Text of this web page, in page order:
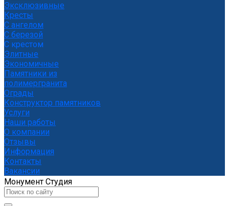
Эксклюзивные
Кресты
С ангелом
С березой
С крестом
Элитные
Экономичные
Памятники из
полимергранита
Ограды
Конструктор памятников
Услуги
Наши работы
О компании
Отзывы
Информация
Контакты
Вакансии
Монумент Студия